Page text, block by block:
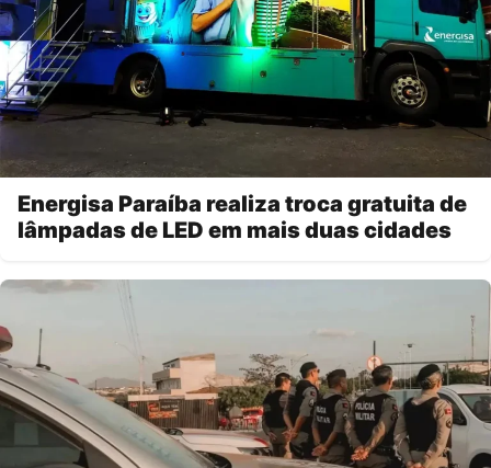
Energisa Paraíba realiza troca gratuita de
lâmpadas de LED em mais duas cidades